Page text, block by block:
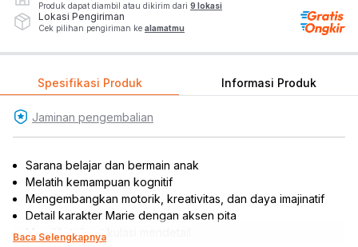
Produk dapat diambil atau dikirim dari 9 lokasi
Lokasi Pengiriman
Cek pilihan pengiriman ke alamatmu
Spesifikasi Produk Informasi Produk
Jaminan pengembalian
Sarana belajar dan bermain anak
Melatih kemampuan kognitif
Mengembangkan motorik, kreativitas, dan daya imajinatif
Detail karakter Marie dengan aksen pita
Memiliki titik artikulasi mendetail
Baca Selengkapnya